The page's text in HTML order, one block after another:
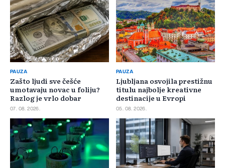
PAUZA
Zašto ljudi sve češće
umotavaju novac u foliju?
Razlog je vrlo dobar
07. 08. 2026.
PAUZA
Ljubljana osvojila prestižnu
titulu najbolje kreativne
destinacije u Evropi
05. 08. 2026.